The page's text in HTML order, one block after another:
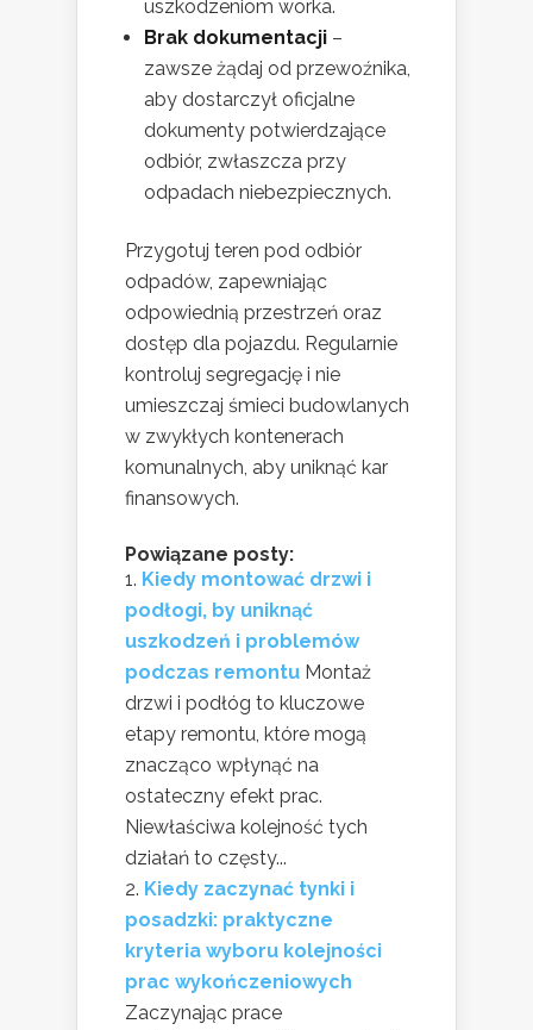
uszkodzeniom worka.
Brak dokumentacji –
zawsze żądaj od przewoźnika,
aby dostarczył oficjalne
dokumenty potwierdzające
odbiór, zwłaszcza przy
odpadach niebezpiecznych.
Przygotuj teren pod odbiór
odpadów, zapewniając
odpowiednią przestrzeń oraz
dostęp dla pojazdu. Regularnie
kontroluj segregację i nie
umieszczaj śmieci budowlanych
w zwykłych kontenerach
komunalnych, aby uniknąć kar
finansowych.
Powiązane posty:
Kiedy montować drzwi i
podłogi, by uniknąć
uszkodzeń i problemów
podczas remontu Montaż
drzwi i podłóg to kluczowe
etapy remontu, które mogą
znacząco wpłynąć na
ostateczny efekt prac.
Niewłaściwa kolejność tych
działań to częsty...
Kiedy zaczynać tynki i
posadzki: praktyczne
kryteria wyboru kolejności
prac wykończeniowych
Zaczynając prace